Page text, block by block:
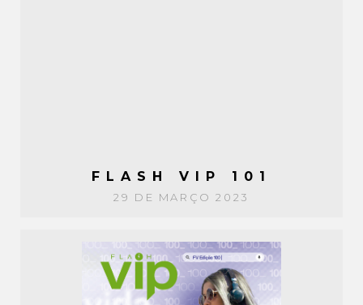
FLASH VIP 101
29 DE MARÇO 2023